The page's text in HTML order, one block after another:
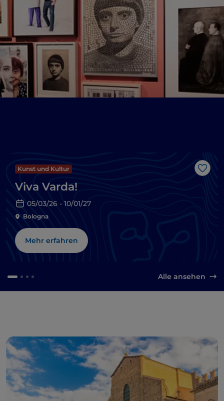
Like
Kunst und Kultur
Viva Varda!
05/03/26 - 10/01/27
Bologna
Mehr erfahren
Alle ansehen